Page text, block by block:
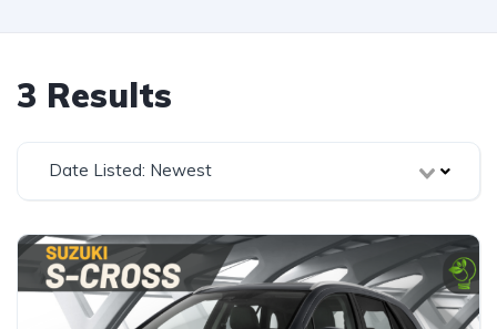
3 Results
Date Listed: Newest